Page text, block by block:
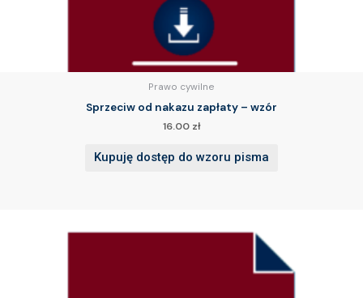
Prawo cywilne
Sprzeciw od nakazu zapłaty – wzór
16.00 zł
Kupuję dostęp do wzoru pisma